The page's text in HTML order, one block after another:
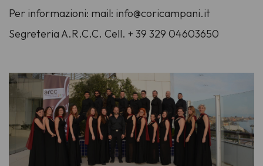
Per informazioni: mail: info@coricampani.it
Segreteria A.R.C.C. Cell. + 39 329 04603650